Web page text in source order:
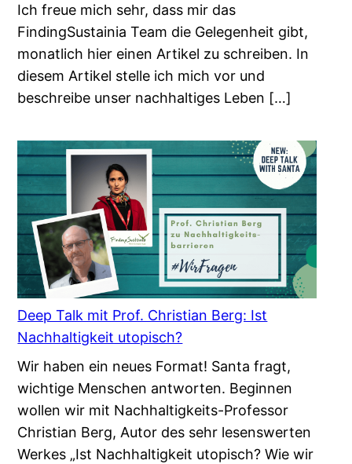
Ich freue mich sehr, dass mir das
FindingSustainia Team die Gelegenheit gibt,
monatlich hier einen Artikel zu schreiben. In
diesem Artikel stelle ich mich vor und
beschreibe unser nachhaltiges Leben […]
Deep Talk mit Prof. Christian Berg: Ist
Nachhaltigkeit utopisch?
Wir haben ein neues Format! Santa fragt,
wichtige Menschen antworten. Beginnen
wollen wir mit Nachhaltigkeits-Professor
Christian Berg, Autor des sehr lesenswerten
Werkes „Ist Nachhaltigkeit utopisch? Wie wir